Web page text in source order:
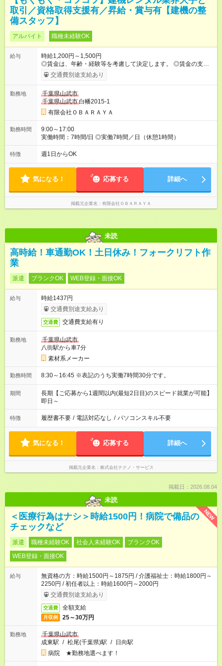
取引／資格取得支援有／昇給・賞与有【建機の整
備スタッフ】
アルバイト 職種未経験OK
給与
時給1,200円～1,500円
◎賃金は、年齢・経験等を考慮して決定します。 ◎賃金の支払い
は、翌月の末日になります。 【試用期間】試用期間あり 試用期
間の長さ：3ヶ月 ※ 雇用形態と給与に、本採用時と異なる部分が
円 ～ 1,500円 ※経験・年齢を考慮して決定します。
交通費別途支給あり
勤務地
千葉県山武市
千葉県山武市 白幡2015-1
有限会社ＯＢＡＲＡＹＡ
勤務時間
9:00～17:00
実働時間：7時間/日 ◎実働7時間／日（休憩1時間）
特徴 週1日からOK
気になる！ 応募する 詳細へ
掲載元企業名 有限会社ＯＢＡＲＡＹＡ
未読
高時給！車通勤OK！土日休み！フォークリフト作
業
派遣 ブランクOK WEB登録・面接OK
給与
時給1437円
交通費別途支給あり
交通費 交通費支給有り
勤務地
千葉県山武市
八街駅から車7分
素材系メーカー
勤務時間 8:30～16:45 ※表記のうち実働7時間30分です。
期間
長期【ご応募から1週間以内(最短2日目)のスピード就業が可能】
即日～
特徴 履歴書不要 / 電話対応なし / パソコンスキル不要
気になる！ 応募する 詳細へ
掲載元企業名 株式会社テクノ・サービス
掲載日：2026.08.04
未読
NEW
＜医療行為はナシ＞時給1500円！病院で備品の
チェックなど
派遣 職種未経験OK 社会人未経験OK
ブランクOK
WEB登録・面接OK
給与
無資格の方：時給1500円～1875円 / 介護福祉士：時給1800円～
2250円 / 初任者以上：時給1600円～2000円
交通費別途支給あり
交通費 全額支給
月収例 25～30万円
勤務地
千葉県山武市
成東駅 / 松尾(千葉県)駅 / 日向駅
病院 ★勤務地選べます！